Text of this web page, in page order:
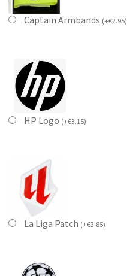
Captain Armbands (+€2.95)
HP Logo (+€3.15)
La Liga Patch (+€3.85)